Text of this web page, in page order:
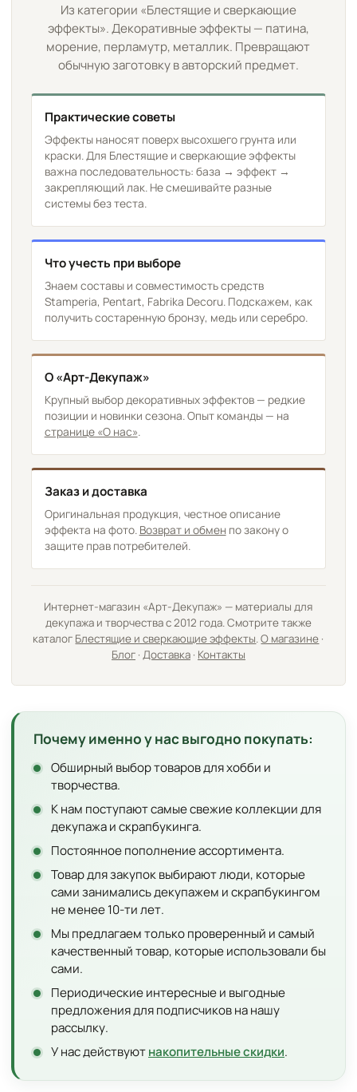
Из категории «Блестящие и сверкающие
эффекты». Декоративные эффекты — патина,
морение, перламутр, металлик. Превращают
обычную заготовку в авторский предмет.
Практические советы
Эффекты наносят поверх высохшего грунта или
краски. Для Блестящие и сверкающие эффекты
важна последовательность: база → эффект →
закрепляющий лак. Не смешивайте разные
системы без теста.
Что учесть при выборе
Знаем составы и совместимость средств
Stamperia, Pentart, Fabrika Decoru. Подскажем, как
получить состаренную бронзу, медь или серебро.
О «Арт-Декупаж»
Крупный выбор декоративных эффектов — редкие
позиции и новинки сезона. Опыт команды — на
странице «О нас».
Заказ и доставка
Оригинальная продукция, честное описание
эффекта на фото. Возврат и обменпо закону о
защите прав потребителей.
Интернет-магазин «Арт-Декупаж» — материалы для
декупажа и творчества с 2012 года. Смотрите также
каталог Блестящие и сверкающие эффекты.О магазине ·
Блог· Доставка· Контакты
Почему именно у нас выгодно покупать:
Обширный выбор товаров для хобби и
творчества.
К нам поступают самые свежие коллекции для
декупажа и скрапбукинга.
Постоянное пополнение ассортимента.
Товар для закупок выбирают люди, которые
сами занимались декупажем и скрапбукингом
не менее 10-ти лет.
Мы предлагаем только проверенный и самый
качественный товар, которые использовали бы
сами.
Периодические интересные и выгодные
предложения для подписчиков на нашу
рассылку.
У нас действуютнакопительные скидки.